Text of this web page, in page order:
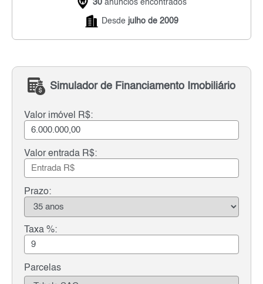
30 anúncios encontrados
Desde julho de 2009
Simulador de Financiamento Imobiliário
Valor imóvel R$:
Valor entrada R$:
Prazo:
Taxa %:
Parcelas